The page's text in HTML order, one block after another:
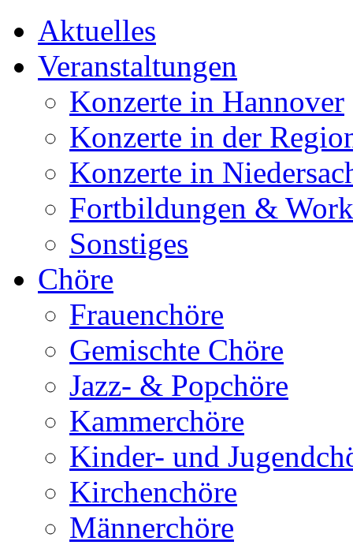
Aktuelles
Veranstaltungen
Konzerte in Hannover
Konzerte in der
Konzerte in
Fortbildungen &
Sonstiges
Chöre
Frauenchöre
Gemischte Chöre
Jazz- & Popchöre
Kammerchöre
Kinder- und
Kirchenchöre
Männerchöre